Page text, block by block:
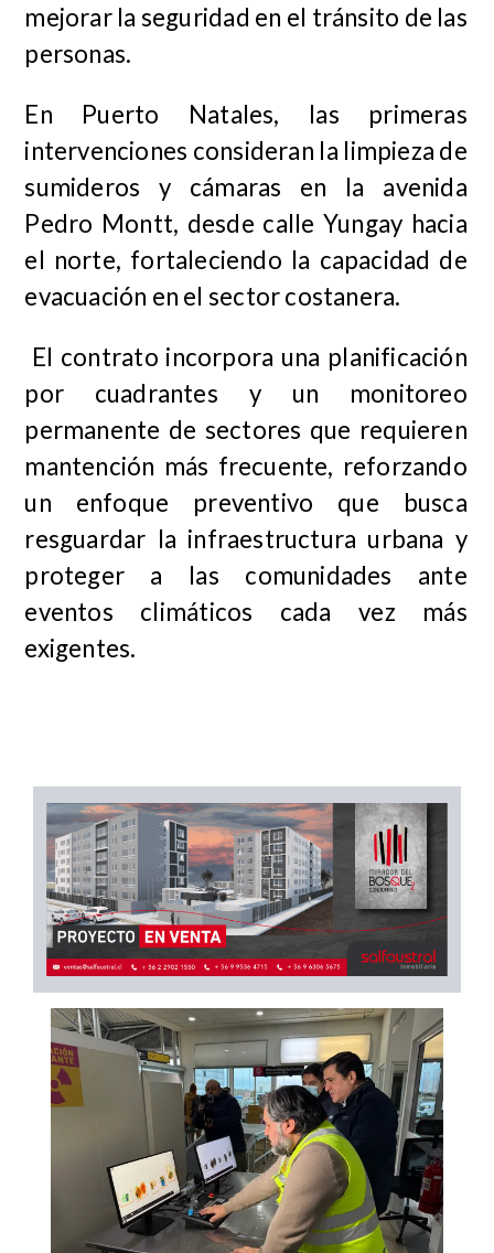
mejorar la seguridad en el tránsito de las
personas.
En Puerto Natales, las primeras
intervenciones consideran la limpieza de
sumideros y cámaras en la avenida
Pedro Montt, desde calle Yungay hacia
el norte, fortaleciendo la capacidad de
evacuación en el sector costanera.
El contrato incorpora una planificación
por cuadrantes y un monitoreo
permanente de sectores que requieren
mantención más frecuente, reforzando
un enfoque preventivo que busca
resguardar la infraestructura urbana y
proteger a las comunidades ante
eventos climáticos cada vez más
exigentes.